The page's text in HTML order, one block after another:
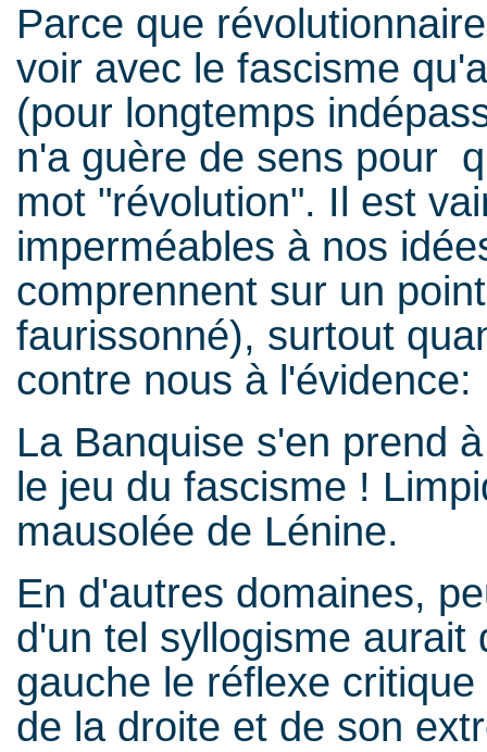
Parce que
voir avec le fascisme
(pour longtemps
n'a guère de sens pour
mot "révolution". Il est
imperméables à nos
comprennent sur un
faurissonné), surtout
contre nous à l'évidence:
La Banquise s'en prend
le jeu du fascisme !
mausolée de Lénine.
En d'autres domaines,
d'un tel syllogisme aurait
gauche le réflexe
de la droite et de son